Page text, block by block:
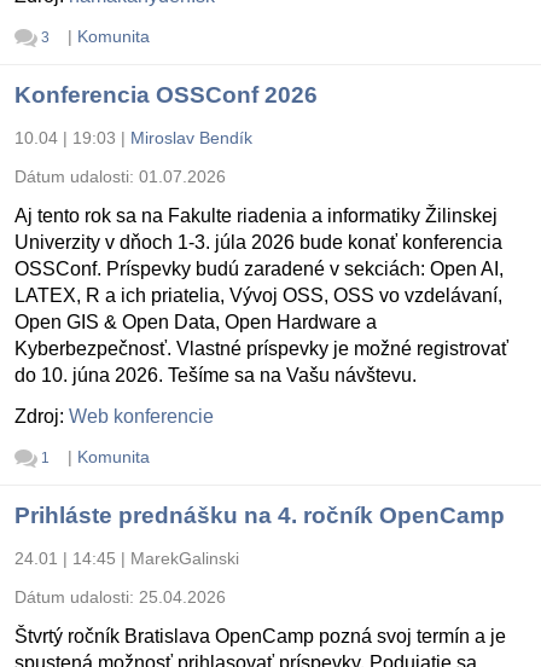
3 | Komunita
Konferencia OSSConf 2026
10.04 | 19:03 | Miroslav Bendík
Dátum udalosti: 01.07.2026
Aj tento rok sa na Fakulte riadenia a informatiky Žilinskej
Univerzity v dňoch 1-3. júla 2026 bude konať konferencia
OSSConf. Príspevky budú zaradené v sekciách: Open AI,
LATEX, R a ich priatelia, Vývoj OSS, OSS vo vzdelávaní,
Open GIS & Open Data, Open Hardware a
Kyberbezpečnosť. Vlastné príspevky je možné registrovať
do 10. júna 2026. Tešíme sa na Vašu návštevu.
Zdroj: Web konferencie
1 | Komunita
Prihláste prednášku na 4. ročník OpenCamp
24.01 | 14:45 | MarekGalinski
Dátum udalosti: 25.04.2026
Štvrtý ročník Bratislava OpenCamp pozná svoj termín a je